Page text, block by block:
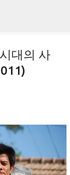
뛰기
대의 사